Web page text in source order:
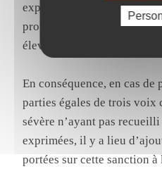
exprimés, jusqu’à avoir
prononcer une sanction
élevé ainsi déterminé.
En conséquence, en cas
parties égales de trois voix
sévère n’ayant pas
exprimées, il y a lieu
portées sur cette sanction